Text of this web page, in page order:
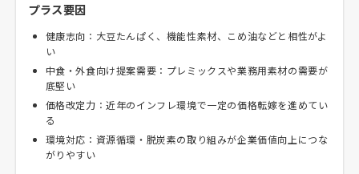
プラス要因
健康志向：大豆たんぱく、機能性素材、こめ油などと相性がよ
い
中食・外食向け提案需要：プレミックスや業務用素材の需要が
底堅い
価格改定力：近年のインフレ環境で一定の価格転嫁を進めてい
る
環境対応：資源循環・脱炭素の取り組みが企業価値向上につな
がりやすい